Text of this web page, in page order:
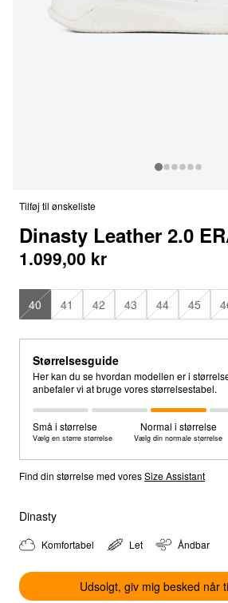
Tilføj til ønskeliste
Dinasty Leather 2.0
1.099,00 kr
40 41 42 43 44 45
Størrelsesguide
Her kan du se hvordan modellen er i
anbefaler vi at bruge vores størrelsestabel.
Små i størrelse
Vælg en større størrelse
Normal i størrelse
Vælg din normale størrelse
Find din størrelse med voresSize Assistant
Dinasty
Komfortabel Let Åndbar
Udsolgt, giv mig besked når
Select location